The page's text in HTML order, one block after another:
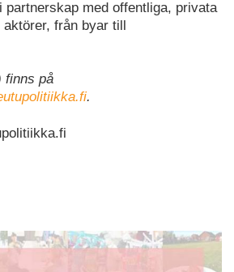
partnerskap med offentliga, privata
från byar till
finns på
.